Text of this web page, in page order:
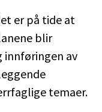
er på tide at
blir
av
temaer.